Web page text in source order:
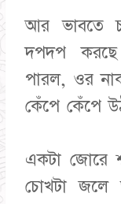
আর ভাবতে
দপদপ
পারল, ওর
কেঁপে কেঁপে
একটা জোরে
চোখটা জলে